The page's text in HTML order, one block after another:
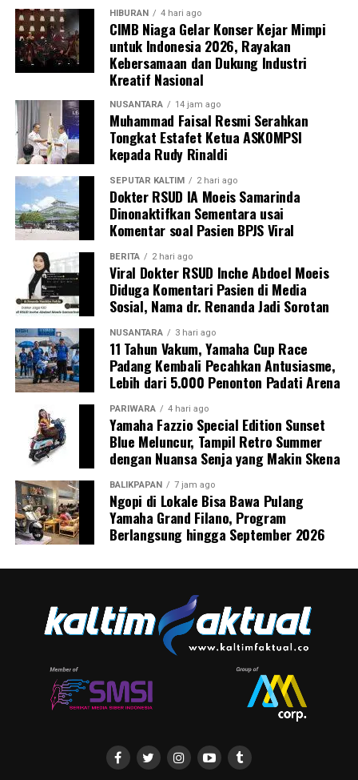
HIBURAN 4 hari ago
CIMB Niaga Gelar Konser Kejar Mimpi
untuk Indonesia 2026, Rayakan
Kebersamaan dan Dukung Industri
Kreatif Nasional
NUSANTARA 14 jam ago
Muhammad Faisal Resmi Serahkan
Tongkat Estafet Ketua ASKOMPSI
kepada Rudy Rinaldi
SEPUTAR KALTIM 2 hari ago
Dokter RSUD IA Moeis Samarinda
Dinonaktifkan Sementara usai
Komentar soal Pasien BPJS Viral
BERITA 2 hari ago
Viral Dokter RSUD Inche Abdoel Moeis
Diduga Komentari Pasien di Media
Sosial, Nama dr. Renanda Jadi Sorotan
NUSANTARA 3 hari ago
11 Tahun Vakum, Yamaha Cup Race
Padang Kembali Pecahkan Antusiasme,
Lebih dari 5.000 Penonton Padati Arena
PARIWARA 4 hari ago
Yamaha Fazzio Special Edition Sunset
Blue Meluncur, Tampil Retro Summer
dengan Nuansa Senja yang Makin Skena
BALIKPAPAN 7 jam ago
Ngopi di Lokale Bisa Bawa Pulang
Yamaha Grand Filano, Program
Berlangsung hingga September 2026